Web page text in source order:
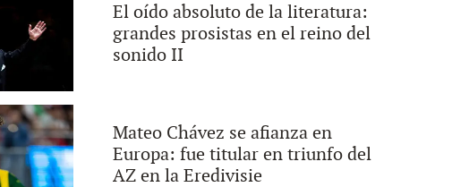
El oído absoluto de la literatura:
grandes prosistas en el reino del
sonido II
Mateo Chávez se afianza en
Europa: fue titular en triunfo del
AZ en la Eredivisie